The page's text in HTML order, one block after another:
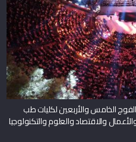
الخامس والأربعين لكليات طب
والاقتصاد والعلوم والتكنولوجيا